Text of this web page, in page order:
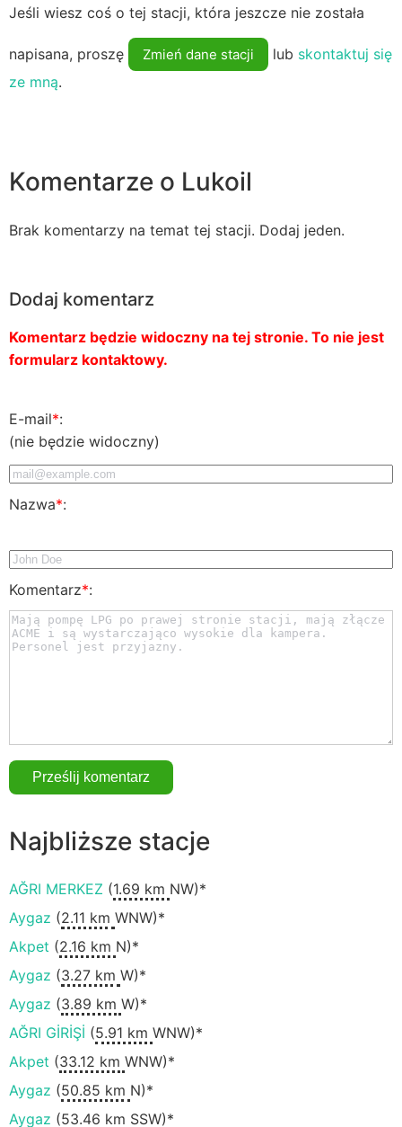
Jeśli wiesz coś o tej stacji, która jeszcze nie została
napisana, proszę Zmień dane stacji lub skontaktuj się
ze mną.
Komentarze o Lukoil
Brak komentarzy na temat tej stacji. Dodaj jeden.
Dodaj komentarz
Komentarz będzie widoczny na tej stronie. To nie jest
formularz kontaktowy.
E-mail*:
(nie będzie widoczny)
Nazwa*:
Komentarz*:
Najbliższe stacje
AĞRI MERKEZ (1.69 km NW)*
Aygaz (2.11 km WNW)*
Akpet (2.16 km N)*
Aygaz (3.27 km W)*
Aygaz (3.89 km W)*
AĞRI GİRİŞİ (5.91 km WNW)*
Akpet (33.12 km WNW)*
Aygaz (50.85 km N)*
Aygaz (53.46 km SSW)*